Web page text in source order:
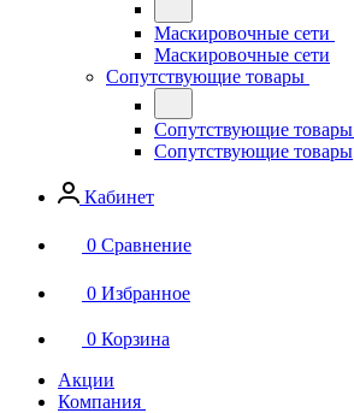
Маскировочные сети
Маскировочные сети
Сопутствующие товары
Сопутствующие товары
Сопутствующие товары
Кабинет
0 Сравнение
0 Избранное
0 Корзина
Акции
Компания